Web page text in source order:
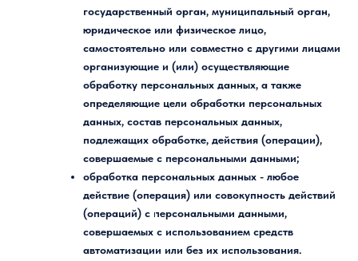
государственный орган, муниципальный орган,
юридическое или физическое лицо,
самостоятельно или совместно с другими лицами
организующие и (или) осуществляющие
обработку персональных данных, а также
определяющие цели обработки персональных
данных, состав персональных данных,
подлежащих обработке, действия (операции),
совершаемые с персональными данными;
обработка персональных данных - любое
действие (операция) или совокупность действий
(операций) с персональными данными,
совершаемых с использованием средств
автоматизации или без их использования.